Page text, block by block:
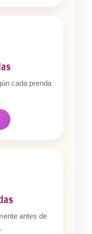
cada prenda
antes de